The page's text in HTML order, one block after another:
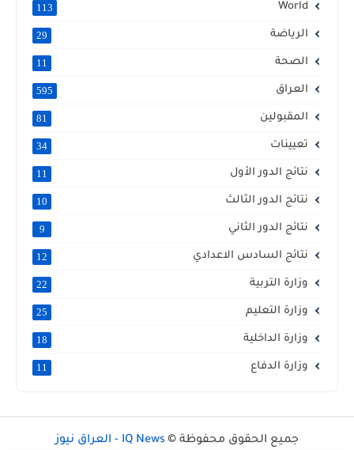
World
113
الرياضة 29
الصحة 11
العراق 595
المقبولين 81
تعيينات 34
نتائج الدور الأول 11
نتائج الدور الثالث 10
نتائج الدور الثاني 9
نتائج السادس الاعدادي 12
وزارة التربية 22
وزارة التعليم 25
وزارة الداخلية 18
وزارة الدفاع 11
جميع الحقوق محفوظة © IQ News - العراق نيوز